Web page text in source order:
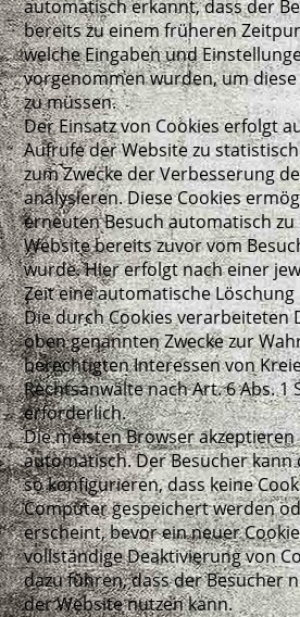
automatisch erkannt, dass der
bereits zu einem früheren
welche Eingaben und
vorgenommen wurden, um
zu müssen.
Der Einsatz von Cookies erfolgt
Aufrufe der Website zu
zum Zwecke der Verbesserung
analysieren. Diese Cookies
erneuten Besuch automatisch
Website bereits zuvor vom
wurde. Hier erfolgt nach einer
Zeit eine automatische Löschung
Die durch Cookies verarbeiteten
oben genannten Zwecke zur
berechtigten Interessen von
Rechtsanwälte nach Art. 6 Abs. 1
erforderlich.
Die meisten Browser akzeptieren
automatisch. Der Besucher
so konfigurieren, dass keine
Computer gespeichert werden
erscheint, bevor ein neuer
vollständige Deaktivierung von
dazu führen, dass der Besucher
der Website nutzen kann.